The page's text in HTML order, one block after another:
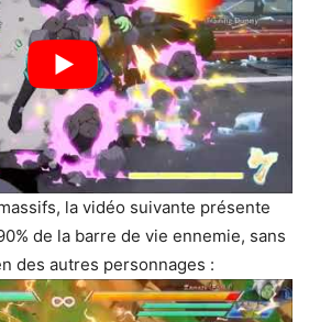
la vidéo suivante présente
de la barre de vie ennemie, sans
des autres personnages :